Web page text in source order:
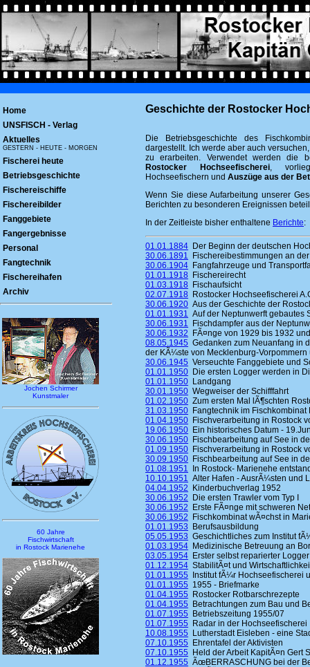
Home
UNSFISCH - Verlag
Aktuelles
GESTERN - HEUTE - MORGEN
Fischerei heute
Betriebsgeschichte
Fischereischiffe
Fischereibilder
Fanggebiete
Fangergebnisse
Personal
Fangtechnik
Fischereihafen
Archiv
Jochen Schirmer
Kunstmaler
60 Jahre
Fischwirtschaft
in Rostock Marienehe
Geschichte der Rostocker
Die Betriebsgeschichte des
dargestellt. Ich werde aber auch
zu erarbeiten. Verwendet werden die
Rostocker Hochseefischerei,
Hochseefischern und Auszüge aus der
Wenn Sie diese Aufarbeitung unserer
Berichten zu besonderen Ereignissen
In der Zeitleiste bisher enthaltene Berichte:
01.01.1884 Der Beginn der deutschen
30.06.1891 Fischereibestimmungen an
30.06.1904 Fangfahrzeuge und
01.01.1918 Fischereirecht
01.03.1918 Fischaufsicht
02.07.1918 Rostocker Hochseefischerei
30.06.1920 Aus der Geschichte der
01.01.1931 Auf der Neptunwerft gebautes
30.06.1931 Fischdampfer aus der
30.06.1932 FÃ¤nge von 1929 bis 1932
08.05.1945 Gedanken zum Neuanfang in
der KÃ¼ste von Mecklenburg-
30.06.1945 Verseuchte Fanggebiete und
01.01.1950 Die ersten Logger werden in
01.01.1950 Landgang
30.01.1950 Wegweiser der Schifffahrt
01.02.1950 Zum ersten Mal lÃ¶schten
31.03.1950 Fangtechnik im Fischkombinat
01.04.1950 Fischverarbeitung in Rostock
19.06.1950 Ein historisches Datum -
30.06.1950 Fischbearbeitung auf See in
01.09.1950 Fischverarbeitung in Rostock
30.09.1950 Fischbearbeitung auf See in
01.08.1951 In Rostock- Marienehe
10.10.1951 Alter Hafen - AusrÃ¼sten und
04.04.1952 Kinderbuchverlag 1952
30.06.1952 Die ersten Trawler vom Typ I
30.06.1952 Erste FÃ¤nge mit schweren
30.06.1952 Fischkombinat wÃ¤chst in
01.01.1953 Berufsausbildung
05.05.1953 Geschichtliches zum Institut
01.03.1954 Medizinische Betreuung an
03.05.1954 Erster selbst reparierter Logger
01.12.1954 StabilitÃ¤t und
01.01.1955 Institut fÃ¼r Hochseefischerei
01.01.1955 1955 - Briefmarke
01.04.1955 Rostocker Rotbarschrezepte
01.04.1955 Betrachtungen zum Bau und
01.07.1955 Betriebszeitung 1955/07
01.07.1955 Radar in der Hochseefischerei
10.08.1955 Lutherstadt Eisleben - eine
07.10.1955 Ehrentafel der Aktivisten
07.10.1955 Held der Arbeit KapitÃ¤n Gert
01.12.1955 ÃœBERRASCHUNG bei der